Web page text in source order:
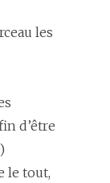
les
d’être
le tout,